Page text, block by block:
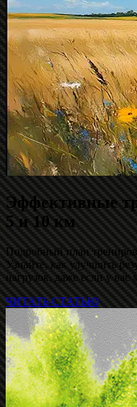
Эффективные
5 и 10 км
Подробный план
Узнайте, как улучшить
нагрузок, даже если у вас
ЧИТАТЬ СТАТЬЮ